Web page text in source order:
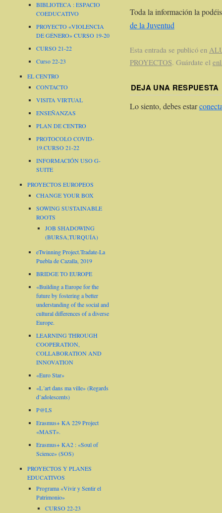
Toda la información la
de la Juventud
Esta entrada se publicó en
PROYECTOS. Guárdate el
DEJA UNA RESPUESTA
Lo siento, debes estar
BIBLIOTECA : ESPACIO
COEDUCATIVO
PROYECTO «VIOLENCIA
DE GÉNERO» CURSO 19-20
CURSO 21-22
Curso 22-23
EL CENTRO
CONTACTO
VISITA VIRTUAL
ENSEÑANZAS
PLAN DE CENTRO
PROTOCOLO COVID-
19.CURSO 21-22
INFORMACIÓN USO G-
SUITE
PROYECTOS EUROPEOS
CHANGE YOUR BOX
SOWING SUSTAINABLE
ROOTS
JOB SHADOWING
(BURSA,TURQUÍA)
eTwinning Project.Tradate-La
Puebla de Cazalla, 2019
BRIDGE TO EUROPE
«Building a Europe for the
future by fostering a better
understanding of the social and
cultural differences of a diverse
Europe.
LEARNING THROUGH
COOPERATION,
COLLABORATION AND
INNOVATION
«Euro Star»
«L´art dans ma ville» (Regards
d’adolescents)
P@LS
Erasmus+ KA 229 Project
«MAST».
Erasmus+ KA2 : «Soul of
Science» (SOS)
PROYECTOS Y PLANES
EDUCATIVOS
Programa «Vivir y Sentir el
Patrimonio»
CURSO 22-23